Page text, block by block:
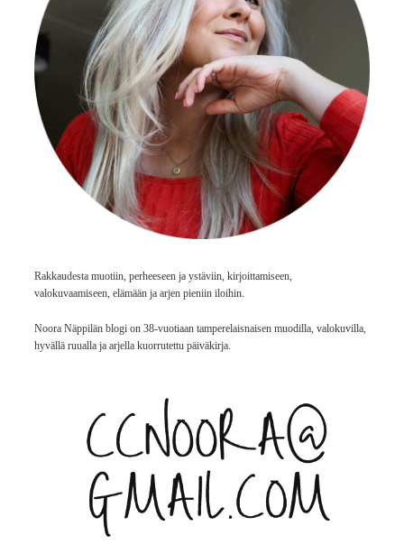
Rakkaudesta muotiin, perheeseen ja ystäviin, kirjoittamiseen,
valokuvaamiseen, elämään ja arjen pieniin iloihin.
Noora Näppilän blogi on 38-vuotiaan tamperelaisnaisen muodilla, valokuvilla,
hyvällä ruualla ja arjella kuorrutettu päiväkirja.